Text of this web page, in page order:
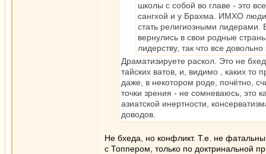
школы с собой во главе - это
сангхой и у Брахма. ИМХО люди
стать религиозными лидерами.
вернулись в свои родные
лидерству, так что все
Драматизируете раскол. Это не
тайских ватов, и, видимо , каких то
даже, в некотором роде, почётно,
точки зрения - не сомневаюсь, это
азиатской инертности,
доводов.
Не бхеда, но конфликт. Т.е. не
с Топпером, только по доктринальной